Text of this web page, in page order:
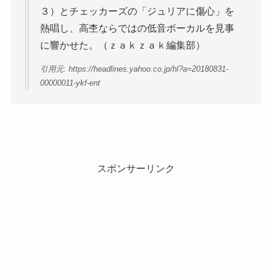
３）とチェッカーズの「ジュリアに傷心」を
熱唱し、高杢ならではの低音ボーカルを見事
に響かせた。（ｚａｋｚａｋ編集部）
引用元: https://headlines.yahoo.co.jp/hl?a=20180831-
00000011-ykf-ent
スポンサーリンク